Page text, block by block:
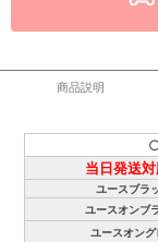
商品説明
当日発送
ユースブラ
ユースオンブ
ユースオング